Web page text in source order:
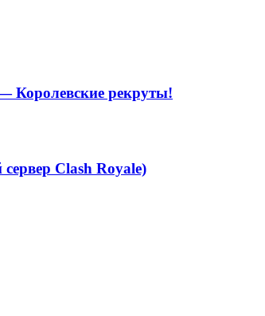
Королевские рекруты!
Clash Royale)